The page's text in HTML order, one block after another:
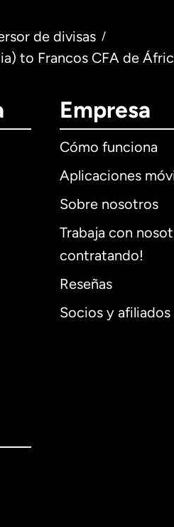
de divisas /
to Francos CFA de
Empresa
Cómo funciona
Aplicaciones
Sobre nosotros
Trabaja con
contratando!
Reseñas
Socios y afiliados